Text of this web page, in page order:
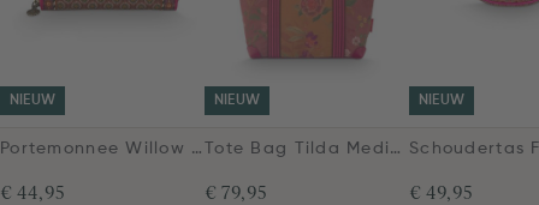
NIEUW
Portemonnee Willow Imani Rood
€ 44,95
NIEUW
Tote Bag Tilda Medium Bodhi Flower Roze
€ 79,95
NIEUW
€ 49,95